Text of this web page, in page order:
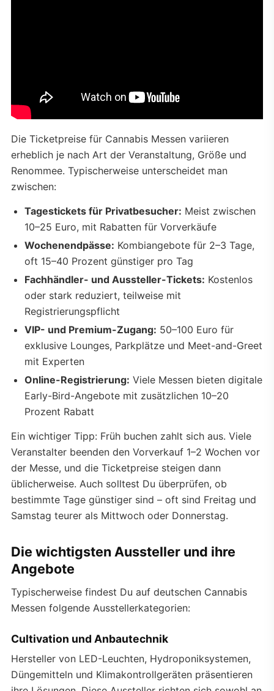
Die Ticketpreise für Cannabis Messen variieren
erheblich je nach Art der Veranstaltung, Größe und
Renommee. Typischerweise unterscheidet man
zwischen:
Tagestickets für Privatbesucher: Meist zwischen
10–25 Euro, mit Rabatten für Vorverkäufe
Wochenendpässe: Kombiangebote für 2–3 Tage,
oft 15–40 Prozent günstiger pro Tag
Fachhändler- und Aussteller-Tickets: Kostenlos
oder stark reduziert, teilweise mit
Registrierungspflicht
VIP- und Premium-Zugang: 50–100 Euro für
exklusive Lounges, Parkplätze und Meet-and-Greet
mit Experten
Online-Registrierung: Viele Messen bieten digitale
Early-Bird-Angebote mit zusätzlichen 10–20
Prozent Rabatt
Ein wichtiger Tipp: Früh buchen zahlt sich aus. Viele
Veranstalter beenden den Vorverkauf 1–2 Wochen vor
der Messe, und die Ticketpreise steigen dann
üblicherweise. Auch solltest Du überprüfen, ob
bestimmte Tage günstiger sind – oft sind Freitag und
Samstag teurer als Mittwoch oder Donnerstag.
Die wichtigsten Aussteller und ihre
Angebote
Typischerweise findest Du auf deutschen Cannabis
Messen folgende Ausstellerkategorien:
Cultivation und Anbautechnik
Hersteller von LED-Leuchten, Hydroponiksystemen,
Düngemitteln und Klimakontrollgeräten präsentieren